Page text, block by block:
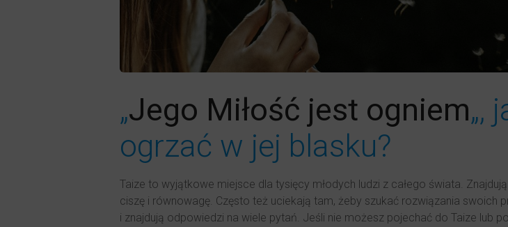
„Jego Miłość jest ogniem„,
ogrzać w jej blasku?
Taize to wyjątkowe miejsce dla tysięcy młodych ludzi z całego świata.
ciszę i równowagę. Często też uciekają tam, żeby szukać rozwiązania swoich
i znajdują odpowiedzi na wiele pytań. Jeśli nie możesz pojechać do Taize lub